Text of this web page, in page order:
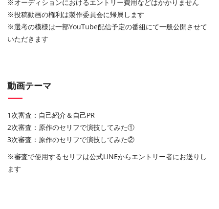
※オーディションにおけるエントリー費⽤などはかかりません
※投稿動画の権利は製作委員会に帰属します
※選考の模様は⼀部YouTube配信予定の番組にて⼀般公開させて
いただきます
動画テーマ
1次審査：⾃⼰紹介＆⾃⼰PR
2次審査：原作のセリフで演技してみた①
3次審査：原作のセリフで演技してみた②
※審査で使用するセリフは公式LINEからエントリー者にお送りし
ます